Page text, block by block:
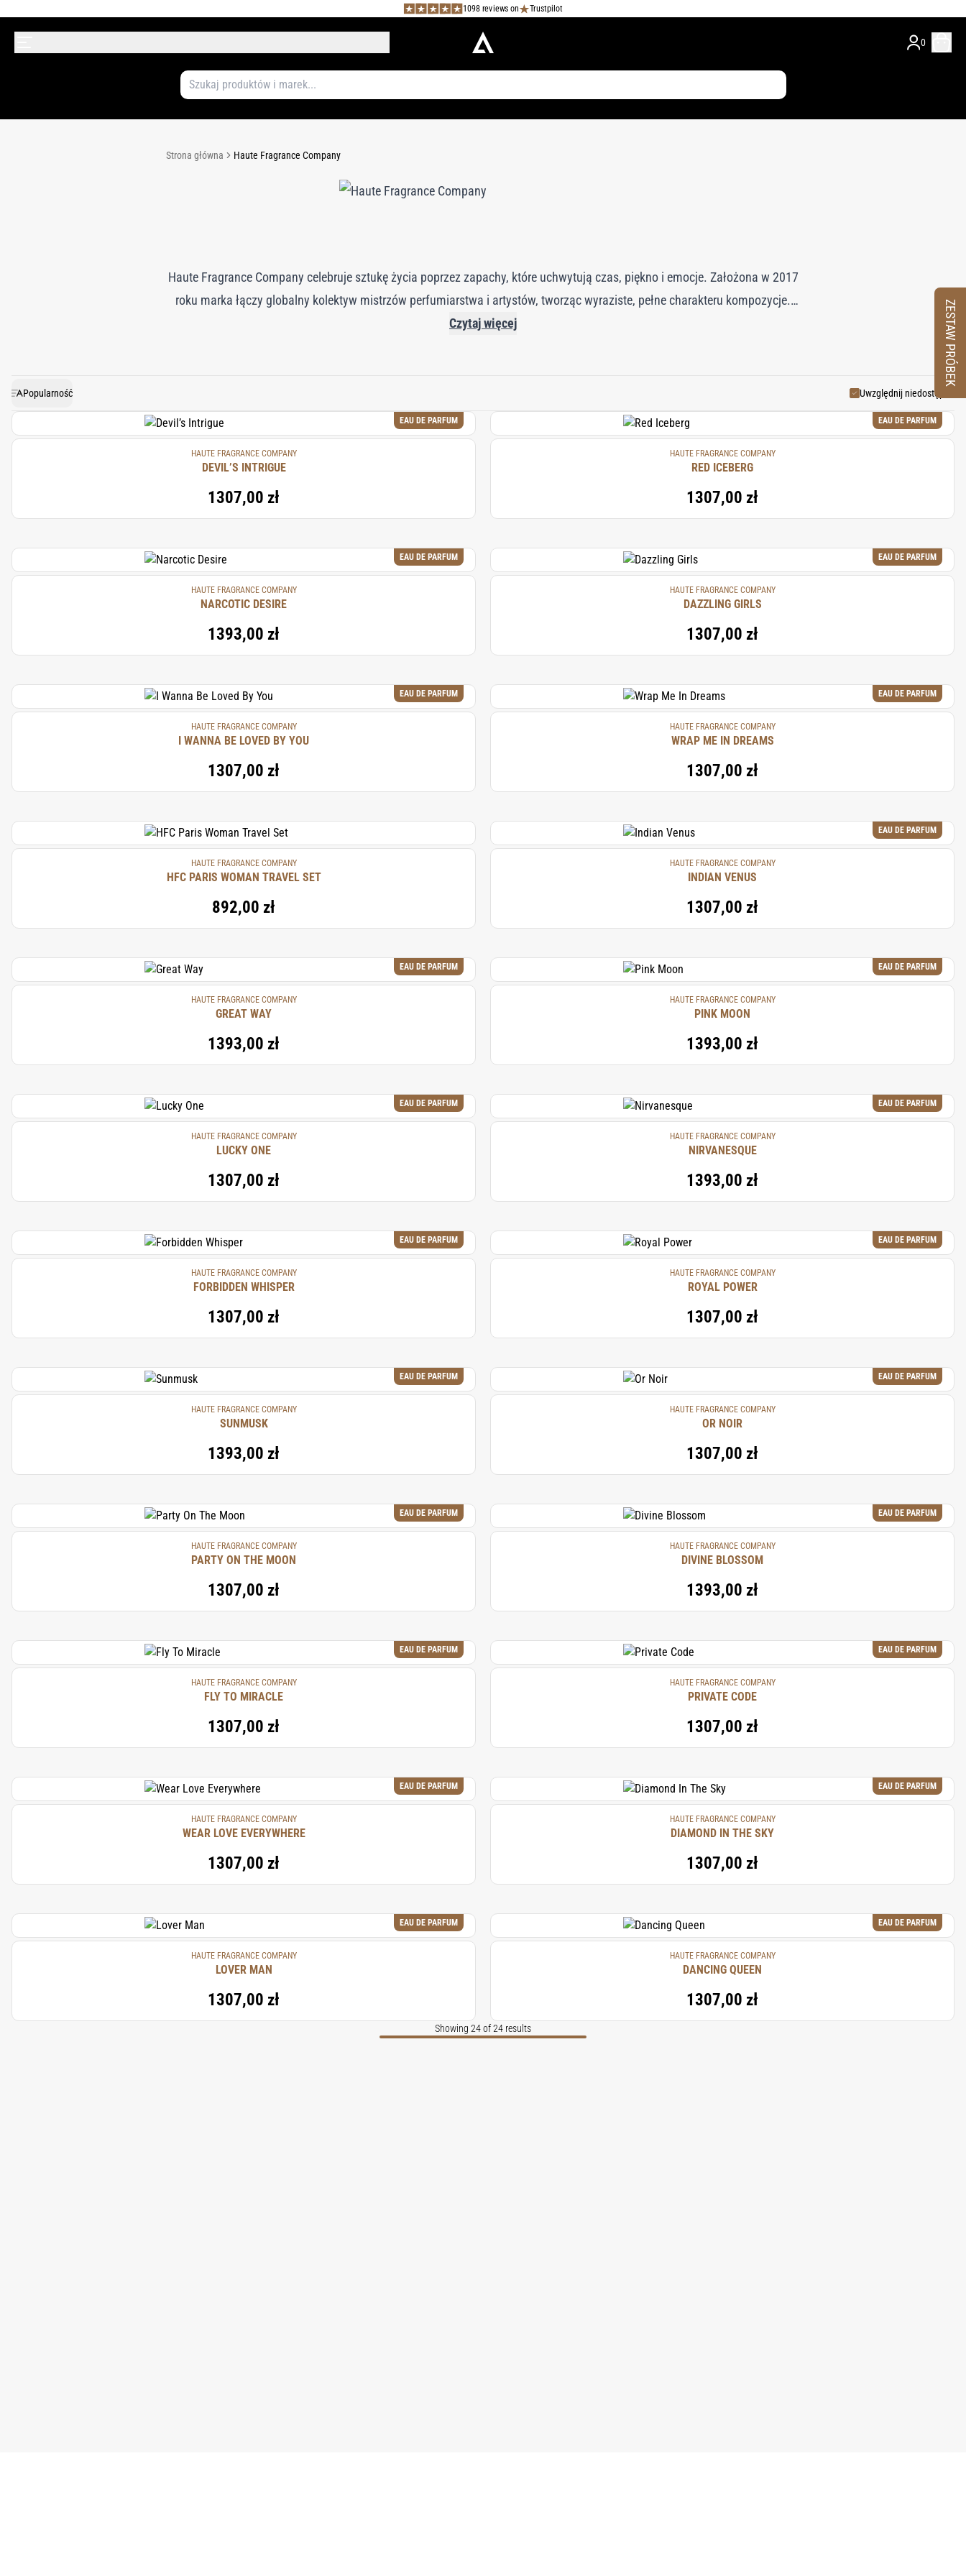
1098 reviews on Trustpilot
0
Strona główna Haute Fragrance Company
Haute Fragrance Company celebruje sztukę życia poprzez zapachy, które uchwytują czas, piękno i emocje. Założona w 2017
roku marka łączy globalny kolektyw mistrzów perfumiarstwa i artystów, tworząc wyraziste, pełne charakteru kompozycje.
Każda kreacja rodzi się z inspiracji i rozwija w wyrafinowaną podróż zmysłów. Dzięki starannie wyselekcjonowanej kolekcji
Czytaj więcej
Popularność Uwzględnij niedostępne
EAU DE PARFUM
HAUTE FRAGRANCE COMPANY
DEVIL’S INTRIGUE
1307,00 zł
EAU DE PARFUM
HAUTE FRAGRANCE COMPANY
RED ICEBERG
1307,00 zł
EAU DE PARFUM
HAUTE FRAGRANCE COMPANY
NARCOTIC DESIRE
1393,00 zł
EAU DE PARFUM
HAUTE FRAGRANCE COMPANY
DAZZLING GIRLS
1307,00 zł
EAU DE PARFUM
HAUTE FRAGRANCE COMPANY
I WANNA BE LOVED BY YOU
1307,00 zł
EAU DE PARFUM
HAUTE FRAGRANCE COMPANY
WRAP ME IN DREAMS
1307,00 zł
HAUTE FRAGRANCE COMPANY
HFC PARIS WOMAN TRAVEL SET
892,00 zł
EAU DE PARFUM
HAUTE FRAGRANCE COMPANY
INDIAN VENUS
1307,00 zł
EAU DE PARFUM
HAUTE FRAGRANCE COMPANY
GREAT WAY
1393,00 zł
EAU DE PARFUM
HAUTE FRAGRANCE COMPANY
PINK MOON
1393,00 zł
EAU DE PARFUM
HAUTE FRAGRANCE COMPANY
LUCKY ONE
1307,00 zł
EAU DE PARFUM
HAUTE FRAGRANCE COMPANY
NIRVANESQUE
1393,00 zł
EAU DE PARFUM
HAUTE FRAGRANCE COMPANY
FORBIDDEN WHISPER
1307,00 zł
EAU DE PARFUM
HAUTE FRAGRANCE COMPANY
ROYAL POWER
1307,00 zł
EAU DE PARFUM
HAUTE FRAGRANCE COMPANY
SUNMUSK
1393,00 zł
EAU DE PARFUM
HAUTE FRAGRANCE COMPANY
OR NOIR
1307,00 zł
EAU DE PARFUM
HAUTE FRAGRANCE COMPANY
PARTY ON THE MOON
1307,00 zł
EAU DE PARFUM
HAUTE FRAGRANCE COMPANY
DIVINE BLOSSOM
1393,00 zł
EAU DE PARFUM
HAUTE FRAGRANCE COMPANY
FLY TO MIRACLE
1307,00 zł
EAU DE PARFUM
HAUTE FRAGRANCE COMPANY
PRIVATE CODE
1307,00 zł
EAU DE PARFUM
HAUTE FRAGRANCE COMPANY
WEAR LOVE EVERYWHERE
1307,00 zł
EAU DE PARFUM
HAUTE FRAGRANCE COMPANY
DIAMOND IN THE SKY
1307,00 zł
EAU DE PARFUM
HAUTE FRAGRANCE COMPANY
LOVER MAN
1307,00 zł
EAU DE PARFUM
HAUTE FRAGRANCE COMPANY
DANCING QUEEN
1307,00 zł
Showing 24 of 24 results
ZESTAW PRÓBEK